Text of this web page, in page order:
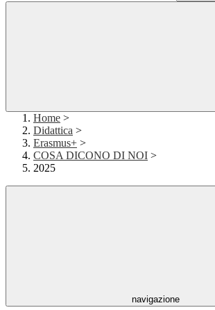
Home >
Didattica >
Erasmus+ >
COSA DICONO DI NOI >
2025
navigazione